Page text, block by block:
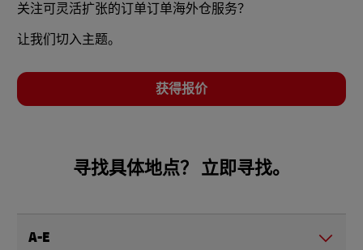
关注可灵活扩张的订单订单海外仓服务？
让我们切入主题。
获得报价
寻找具体地点？ 立即寻找。
A-E